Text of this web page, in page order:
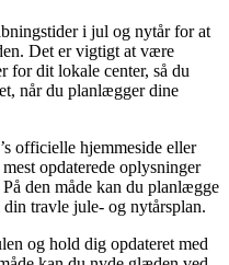
i jul og nytår for at
Det er vigtigt at være
for dit lokale center, så du
når du planlægger dine
officielle hjemmeside eller
opdaterede oplysninger
den måde kan du planlægge
travle jule- og nytårsplan.
og hold dig opdateret med